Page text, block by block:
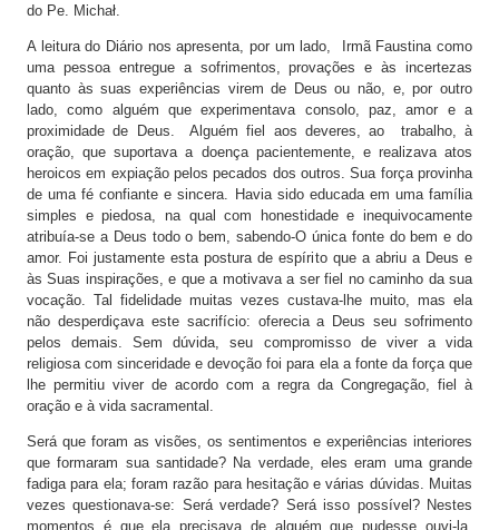
do Pe. Michał.
A leitura do Diário nos apresenta, por um lado, Irmã Faustina como
uma pessoa entregue a sofrimentos, provações e às incertezas
quanto às suas experiências virem de Deus ou não, e, por outro
lado, como alguém que experimentava consolo, paz, amor e a
proximidade de Deus. Alguém fiel aos deveres, ao trabalho, à
oração, que suportava a doença pacientemente, e realizava atos
heroicos em expiação pelos pecados dos outros. Sua força provinha
de uma fé confiante e sincera. Havia sido educada em uma família
simples e piedosa, na qual com honestidade e inequivocamente
atribuía-se a Deus todo o bem, sabendo-O única fonte do bem e do
amor. Foi justamente esta postura de espírito que a abriu a Deus e
às Suas inspirações, e que a motivava a ser fiel no caminho da sua
vocação. Tal fidelidade muitas vezes custava-lhe muito, mas ela
não desperdiçava este sacrifício: oferecia a Deus seu sofrimento
pelos demais. Sem dúvida, seu compromisso de viver a vida
religiosa com sinceridade e devoção foi para ela a fonte da força que
lhe permitiu viver de acordo com a regra da Congregação, fiel à
oração e à vida sacramental.
Será que foram as visões, os sentimentos e experiências interiores
que formaram sua santidade? Na verdade, eles eram uma grande
fadiga para ela; foram razão para hesitação e várias dúvidas. Muitas
vezes questionava-se: Será verdade? Será isso possível? Nestes
momentos é que ela precisava de alguém que pudesse ouvi-la,